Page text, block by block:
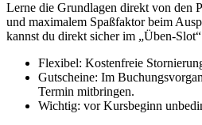
Lerne die Grundlagen direkt von den
und maximalem Spaßfaktor beim
kannst du direkt sicher im „Üben-
Flexibel: Kostenfreie
Gutscheine: Im
Termin mitbringen.
Wichtig: vor Kursbeginn